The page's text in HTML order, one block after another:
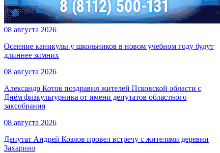
08 августа 2026
Осенние каникулы у школьников в новом учебном году будут
длиннее зимних
08 августа 2026
Александр Котов поздравил жителей Псковской области с
Днём физкультурника от имени депутатов областного
заксобрания
08 августа 2026
Депутат Андрей Козлов провел встречу с жителями деревни
Захарино